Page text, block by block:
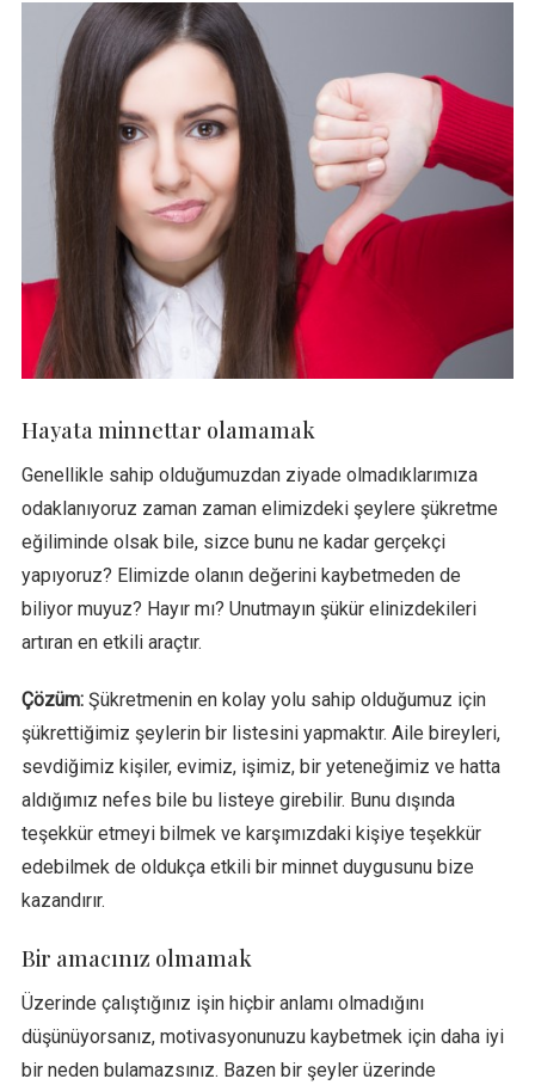
Hayata minnettar olamamak
Genellikle sahip olduğumuzdan ziyade olmadıklarımıza
odaklanıyoruz zaman zaman elimizdeki şeylere şükretme
eğiliminde olsak bile, sizce bunu ne kadar gerçekçi
yapıyoruz? Elimizde olanın değerini kaybetmeden de
biliyor muyuz? Hayır mı? Unutmayın şükür elinizdekileri
artıran en etkili araçtır.
Çözüm:Şükretmenin en kolay yolu sahip olduğumuz için
şükrettiğimiz şeylerin bir listesini yapmaktır. Aile bireyleri,
sevdiğimiz kişiler, evimiz, işimiz, bir yeteneğimiz ve hatta
aldığımız nefes bile bu listeye girebilir. Bunu dışında
teşekkür etmeyi bilmek ve karşımızdaki kişiye teşekkür
edebilmek de oldukça etkili bir minnet duygusunu bize
kazandırır.
Bir amacınız olmamak
Üzerinde çalıştığınız işin hiçbir anlamı olmadığını
düşünüyorsanız, motivasyonunuzu kaybetmek için daha iyi
bir neden bulamazsınız. Bazen bir şeyler üzerinde